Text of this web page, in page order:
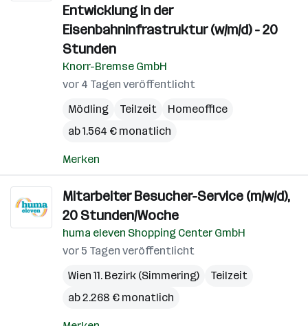
Entwicklung in der
Eisenbahninfrastruktur (w/m/d) - 20
Stunden
Knorr-Bremse GmbH
vor 4 Tagen veröffentlicht
Mödling
Teilzeit
Homeoffice
ab 1.564 € monatlich
Merken
Mitarbeiter Besucher-Service (m/w/d),
20 Stunden/Woche
huma eleven Shopping Center GmbH
vor 5 Tagen veröffentlicht
Wien 11. Bezirk (Simmering)
Teilzeit
ab 2.268 € monatlich